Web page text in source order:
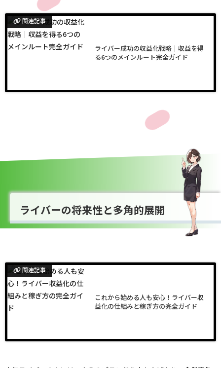
関連記事
ライバー成功の収益化戦略｜収益を得
る6つのメインルート完全ガイド
ライバーの将来性と多角的展開
関連記事
これから始める人も安心！ライバー収
益化の仕組みと稼ぎ方の完全ガイド